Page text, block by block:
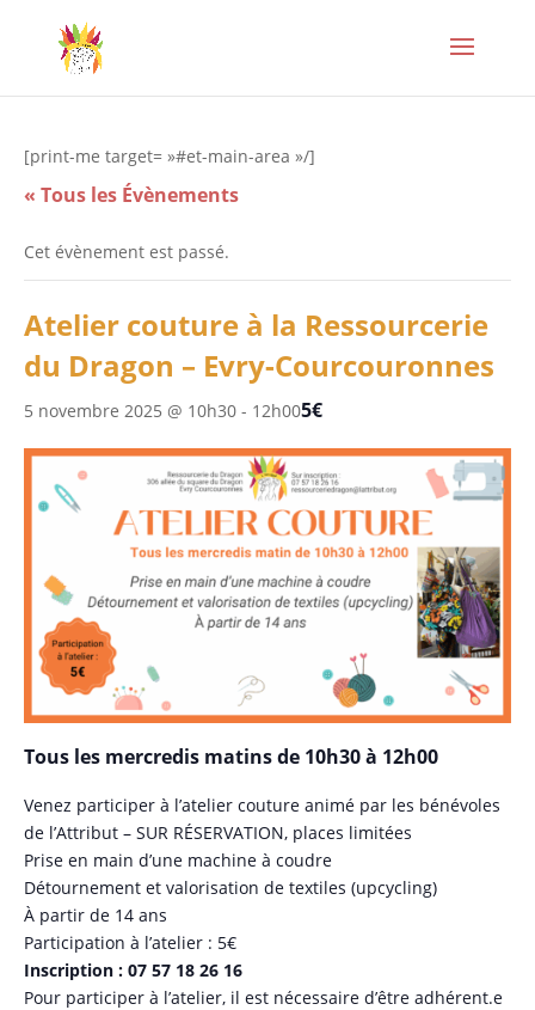
[print-me target= »#et-main-area »/]
« Tous les Évènements
Cet évènement est passé.
Atelier couture à la Ressourcerie
du Dragon – Evry-Courcouronnes
5 novembre 2025 @ 10h30 - 12h005€
Tous les mercredis matins de 10h30 à 12h00
Venez participer à l’atelier couture animé par les bénévoles
de l’Attribut – SUR RÉSERVATION, places limitées
Prise en main d’une machine à coudre
Détournement et valorisation de textiles (upcycling)
À partir de 14 ans
Participation à l’atelier : 5€
Inscription : 07 57 18 26 16
Pour participer à l’atelier, il est nécessaire d’être adhérent.e